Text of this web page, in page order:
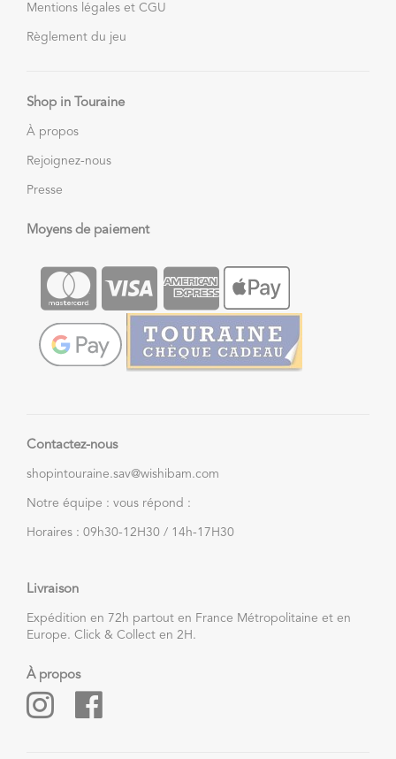
Mentions légales et CGU
Règlement du jeu
Shop in Touraine
À propos
Rejoignez-nous
Presse
Moyens de paiement
Contactez-nous
shopintouraine.sav@wishibam.com
Notre équipe : vous répond :
Horaires : 09h30-12H30 / 14h-17H30
Livraison
Expédition en 72h partout en France Métropolitaine et en
Europe. Click & Collect en 2H.
À propos